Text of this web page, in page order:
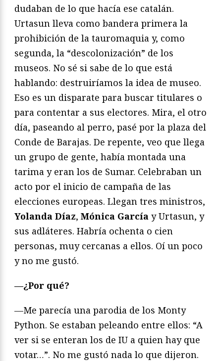
dudaban de lo que hacía ese catalán.
Urtasun lleva como bandera primera la
prohibición de la tauromaquia y, como
segunda, la “descolonización” de los
museos. No sé si sabe de lo que está
hablando: destruiríamos la idea de museo.
Eso es un disparate para buscar titulares o
para contentar a sus electores. Mira, el otro
día, paseando al perro, pasé por la plaza del
Conde de Barajas. De repente, veo que llega
un grupo de gente, había montada una
tarima y eran los de Sumar. Celebraban un
acto por el inicio de campaña de las
elecciones europeas. Llegan tres ministros,
Yolanda Díaz, Mónica García y Urtasun, y
sus adláteres. Habría ochenta o cien
personas, muy cercanas a ellos. Oí un poco
y no me gustó.
—¿Por qué?
—Me parecía una parodia de los Monty
Python. Se estaban peleando entre ellos: “A
ver si se enteran los de IU a quien hay que
votar…”. No me gustó nada lo que dijeron.